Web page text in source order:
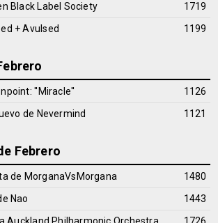
Black Label Society
1719
+ Avulsed
1199
''Miracle''
1126
de Nevermind
1121
Febrero
de MorganaVsMorgana
1480
Nao
1443